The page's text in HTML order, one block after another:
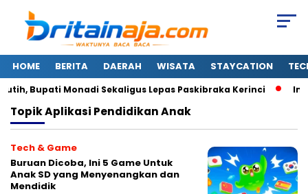
HOME BERITA DAERAH WISATA STAYCATION
Bupati Monadi Sekaligus Lepas Paskibraka Kerinci Ini
TopikAplikasi Pendidikan Anak
Tech & Game
Buruan Dicoba, Ini 5 Game Untuk
Anak SD yang Menyenangkan dan
Mendidik